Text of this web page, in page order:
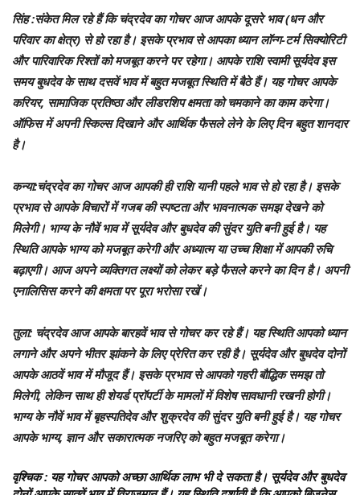
सिंह:संकेत मिल रहे हैं कि चंद्रदेव का गोचर आज आपके दूसरे भाव (धन और
परिवार का क्षेत्र) से हो रहा है। इसके प्रभाव से आपका ध्यान लॉन्ग-टर्म सिक्योरिटी
और पारिवारिक रिश्तों को मजबूत करने पर रहेगा। आपके राशि स्वामी सूर्यदेव इस
समय बुधदेव के साथ दसवें भाव में बहुत मजबूत स्थिति में बैठे हैं। यह गोचर आपके
करियर, सामाजिक प्रतिष्ठा और लीडरशिप क्षमता को चमकाने का काम करेगा।
ऑफिस में अपनी स्किल्स दिखाने और आर्थिक फैसले लेने के लिए दिन बहुत शानदार
है।
कन्या:चंद्रदेव का गोचर आज आपकी ही राशि यानी पहले भाव से हो रहा है। इसके
प्रभाव से आपके विचारों में गजब की स्पष्टता और भावनात्मक समझ देखने को
मिलेगी। भाग्य के नौवें भाव में सूर्यदेव और बुधदेव की सुंदर युति बनी हुई है। यह
स्थिति आपके भाग्य को मजबूत करेगी और अध्यात्म या उच्च शिक्षा में आपकी रुचि
बढ़ाएगी। आज अपने व्यक्तिगत लक्ष्यों को लेकर बड़े फैसले करने का दिन है। अपनी
एनालिसिस करने की क्षमता पर पूरा भरोसा रखें।
तुला: चंद्रदेव आज आपके बारहवें भाव से गोचर कर रहे हैं। यह स्थिति आपको ध्यान
लगाने और अपने भीतर झांकने के लिए प्रेरित कर रही है। सूर्यदेव और बुधदेव दोनों
आपके आठवें भाव में मौजूद हैं। इसके प्रभाव से आपको गहरी बौद्धिक समझ तो
मिलेगी, लेकिन साथ ही शेयर्ड प्रॉपर्टी के मामलों में विशेष सावधानी रखनी होगी।
भाग्य के नौवें भाव में बृहस्पतिदेव और शुक्रदेव की सुंदर युति बनी हुई है। यह गोचर
आपके भाग्य, ज्ञान और सकारात्मक नजरिए को बहुत मजबूत करेगा।
वृश्चिक: यह गोचर आपको अच्छा आर्थिक लाभ भी दे सकता है। सूर्यदेव और बुधदेव